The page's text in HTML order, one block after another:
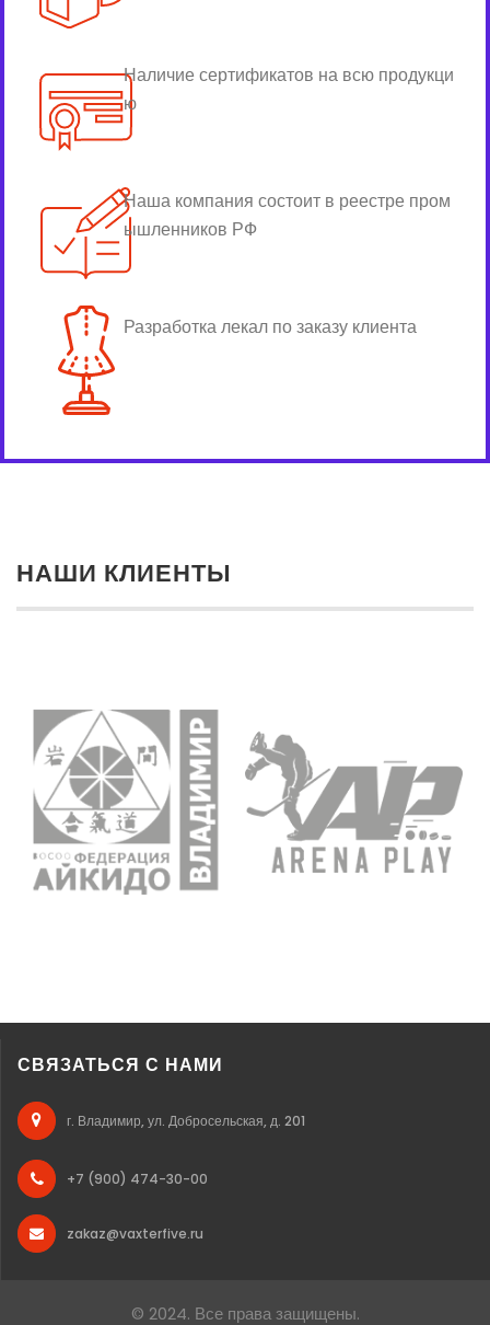
Наличие сертификатов на всю продукци
ю
Наша компания состоит в реестре пром
ышленников РФ
Разработка лекал по заказу клиента
НАШИ КЛИЕНТЫ
СВЯЗАТЬСЯ С НАМИ
г. Владимир, ул. Добросельская, д. 201
+7 (900) 474-30-00
zakaz@vaxterfive.ru
© 2024. Все права защищены.